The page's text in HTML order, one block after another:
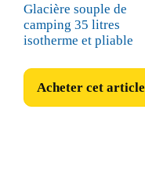
Glacière souple de
camping 35 litres
isotherme et pliable
Acheter cet article